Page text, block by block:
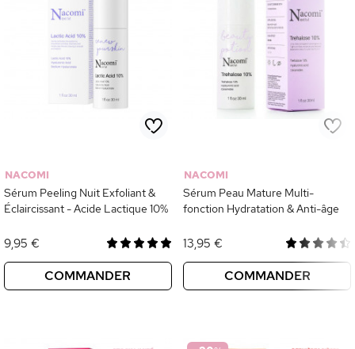
NACOMI
Sérum Peeling Nuit Exfoliant &
Éclaircissant - Acide Lactique 10%
9,95 €
COMMANDER
NACOMI
Sérum Peau Mature Multi-
fonction Hydratation & Anti-âge
13,95 €
COMMANDER